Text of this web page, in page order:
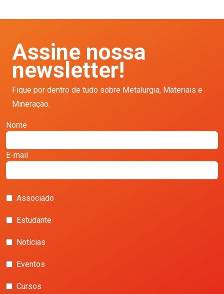
Assine nossa
newsletter!
Fique por dentro de tudo sobre Metalurgia, Materiais e
Mineração.
Nome
E-mail
Associado
Estudante
Notícias
Eventos
Cursos